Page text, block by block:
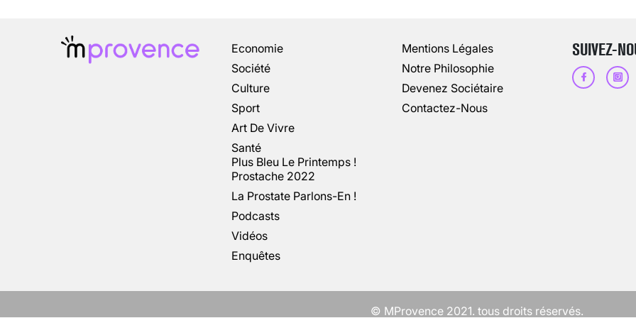
Economie
Société
Culture
Sport
Art De Vivre
Santé
Plus Bleu Le Printemps !
Prostache 2022
La Prostate Parlons-En !
Podcasts
Vidéos
Enquêtes
Mentions Légales
Notre Philosophie
Devenez Sociétaire
Contactez-Nous
SUIVEZ-
© MProvence 2021. tous droits réservés.